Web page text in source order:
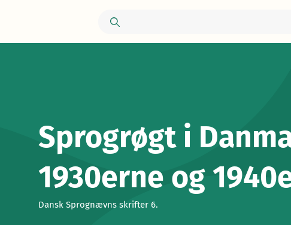
Sprogrøgt i
1930erne og
Dansk Sprognævns skrifter 6.